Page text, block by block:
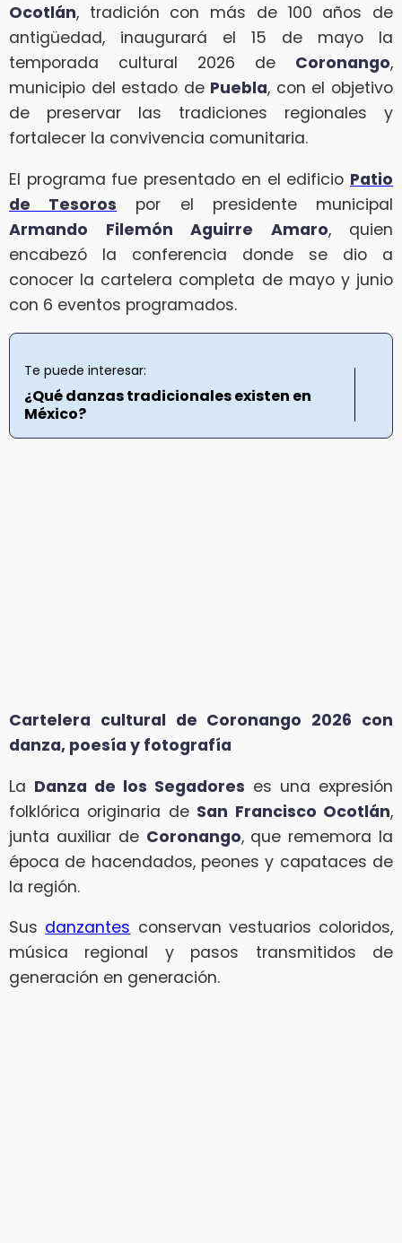
Ocotlán, tradición con más de 100 años de
antigüedad, inaugurará el 15 de mayo la
temporada cultural 2026 de Coronango,
municipio del estado de Puebla, con el objetivo
de preservar las tradiciones regionales y
fortalecer la convivencia comunitaria.
El programa fue presentado en el edificio Patio
de Tesoros por el presidente municipal
Armando Filemón Aguirre Amaro, quien
encabezó la conferencia donde se dio a
conocer la cartelera completa de mayo y junio
con 6 eventos programados.
Te puede interesar:
¿Qué danzas tradicionales existen en
México?
Cartelera cultural de Coronango 2026 con
danza, poesía y fotografía
La Danza de los Segadores es una expresión
folklórica originaria de San Francisco Ocotlán,
junta auxiliar de Coronango, que rememora la
época de hacendados, peones y capataces de
la región.
Sus danzantes conservan vestuarios coloridos,
música regional y pasos transmitidos de
generación en generación.